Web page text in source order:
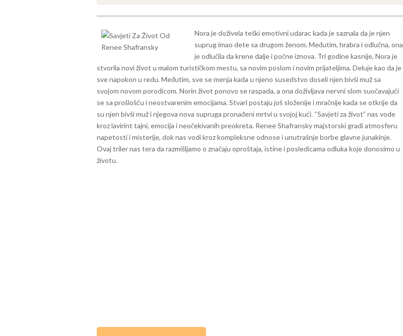
Nora je doživela teški emotivni udarac kada je saznala da je njen
suprug imao dete sa drugom ženom. Međutim, hrabra i odlučna, ona
je odlučila da krene dalje i počne iznova. Tri godine kasnije, Nora je
stvorila novi život u malom turističkom mestu, sa novim poslom i novim prijateljima. Deluje kao da je
sve napokon u redu. Međutim, sve se menja kada u njeno susedstvo doseli njen bivši muž sa
svojom novom porodicom. Norin život ponovo se raspada, a ona doživljava nervni slom suočavajući
se sa prošlošću i neostvarenim emocijama. Stvari postaju još složenije i mračnije kada se otkrije da
su njen bivši muž i njegova nova supruga pronađeni mrtvi u svojoj kući. “Savjeti za život” nas vode
kroz lavirint tajni, emocija i neočekivanih preokreta. Renee Shafransky majstorski gradi atmosferu
napetosti i misterije, dok nas vodi kroz kompleksne odnose i unutrašnje borbe glavne junakinje.
Ovaj triler nas tera da razmišljamo o značaju oproštaja, istine i posledicama odluka koje donosimo u
životu.